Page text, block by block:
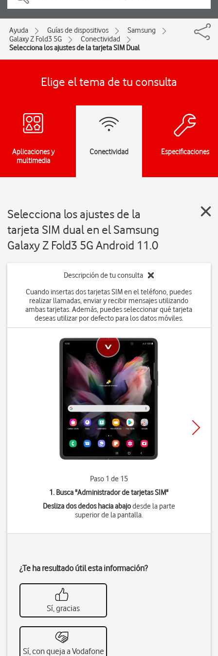
Ayuda Guías de dispositivos
Samsung
Galaxy Z Fold3 5G
Conectividad
Selecciona los ajustes de la tarjeta SIM Dual
Elige el tema de tu consulta
Aplicaciones y
multimedia
Conectividad Especificaciones
Selecciona los ajustes de la
tarjeta SIM dual en el Samsung
Galaxy Z Fold3 5G Android 11.0
Descripción de tu consulta
Cuando insertas dos tarjetas SIM en el teléfono, puedes
realizar llamadas, enviar y recibir mensajes utilizando
ambas tarjetas. Además, puedes seleccionar qué tarjeta
deseas utilizar por defecto para los datos móviles.
Paso 1 de 15
1. Busca "Administrador de tarjetas SIM"
Desliza dos dedos hacia abajodesde la parte
superior de la pantalla.
¿Te ha resultado útil esta información?
Sí, gracias
Sí, con queja a Vodafone